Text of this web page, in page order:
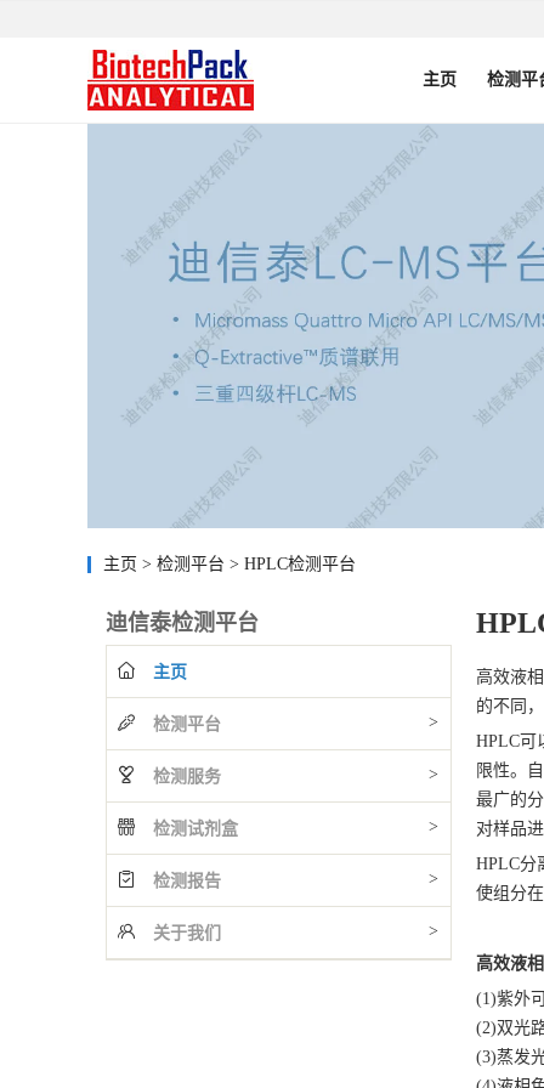
主页 检测平
主页 > 检测平台 > HPLC检测平台
迪信泰检测平台
主页
检测平台 >
检测服务 >
检测试剂盒 >
检测报告 >
关于我们 >
高效液
的不同
HPLC可
限性。
最广的
对样品
HPLC分
使组分
高效液
(1)紫外
(2)双光
(3)蒸发